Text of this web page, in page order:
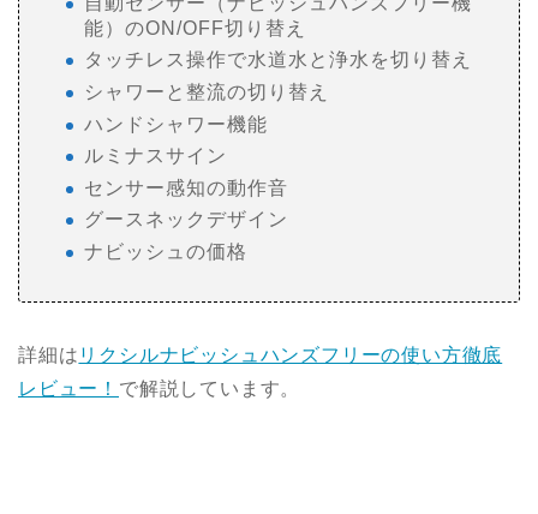
能）のON/OFF切り替え
タッチレス操作で水道水と浄水を切り替え
シャワーと整流の切り替え
ハンドシャワー機能
ルミナスサイン
センサー感知の動作音
グースネックデザイン
ナビッシュの価格
詳細は リクシルナビッシュハンズフリーの使い方徹底
レビュー！ で解説しています。